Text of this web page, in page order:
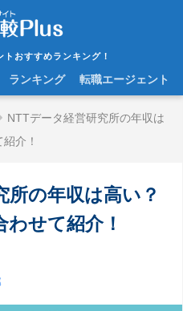
おすすめランキング！
ランキング 転職エージェント
NTTデータ経営研究所の年収は
介！
所の年収は高い？
せて紹介！